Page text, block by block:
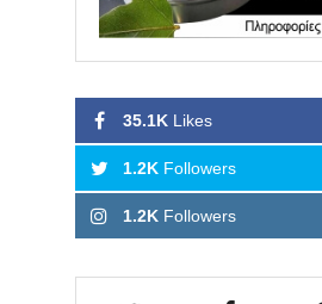
35.1K Likes
1.2K Followers
1.2K Followers